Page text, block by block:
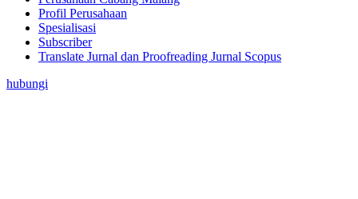
Profil Perusahaan
Spesialisasi
Subscriber
Translate Jurnal dan Proofreading Jurnal Scopus
hubungi